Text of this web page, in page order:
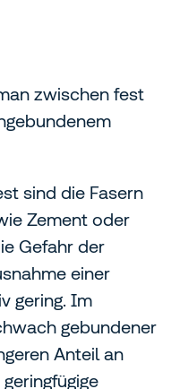
zwischen fest
sind die Fasern
Zement oder
Gefahr der
einer
gering. Im
gebundener
Anteil an